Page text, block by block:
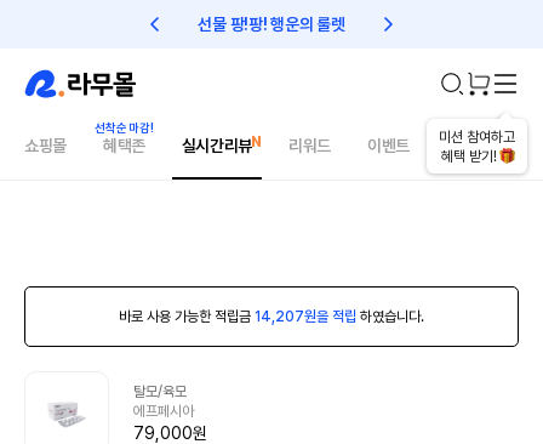
선물 팡!팡! 행운의 룰렛 친구초대 1만원 리워드!
미션 참여하고
혜택 받기!
쇼핑몰 혜택존 실시간리뷰 리워드 이벤트 건강매거진
바로 사용 가능한 적립금 14,207원을 적립 하였습니다.
탈모/육모
에프페시아
79,000원